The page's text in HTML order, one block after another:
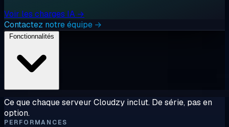
Voir les charges IA →
Contactez notre équipe →
Ce que chaque serveur Cloudzy inclut. De série, pas en
option.
PERFORMANCES